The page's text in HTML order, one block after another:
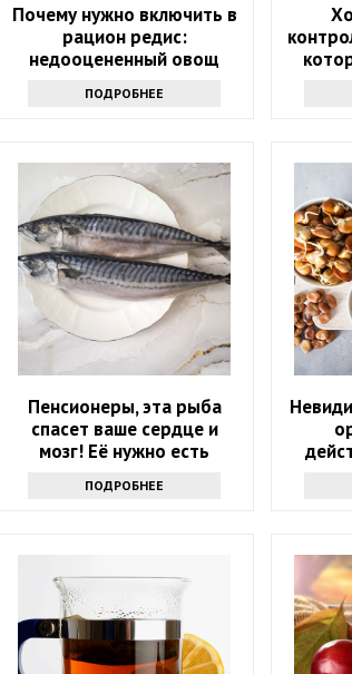
Почему нужно включить в
рацион редис:
недооцененный овощ
ПОДРОБНЕЕ
Пенсионеры, эта рыба
спасет ваше сердце и
мозг! Её нужно есть
ПОДРОБНЕЕ